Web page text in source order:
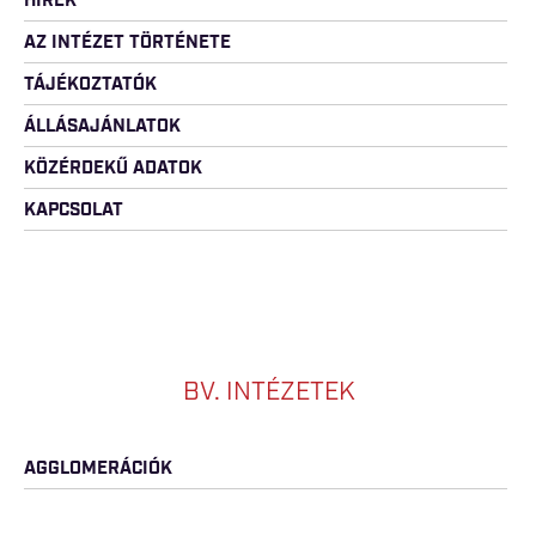
AZ INTÉZET TÖRTÉNETE
TÁJÉKOZTATÓK
ÁLLÁSAJÁNLATOK
KÖZÉRDEKŰ ADATOK
KAPCSOLAT
BV. INTÉZETEK
AGGLOMERÁCIÓK